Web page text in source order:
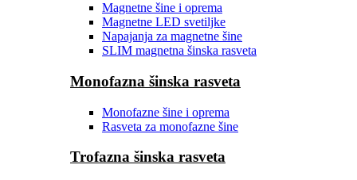
Magnetne šine i oprema
Magnetne LED svetiljke
Napajanja za magnetne šine
SLIM magnetna šinska rasveta
Monofazna šinska rasveta
Monofazne šine i oprema
Rasveta za monofazne šine
Trofazna šinska rasveta